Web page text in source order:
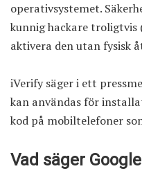
operativsystemet.
kunnig hackare
aktivera den utan fysisk
iVerify säger i ett
kan användas för
kod på mobiltelefoner
Vad säger